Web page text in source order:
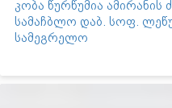
კობა წურწუმია ამირანის
სამაჩბლო დაბ. სოფ.
სამეგრელო